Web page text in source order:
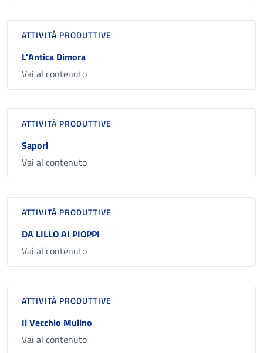
ATTIVITÀ PRODUTTIVE
L'Antica Dimora
Vai al contenuto
ATTIVITÀ PRODUTTIVE
Sapori
Vai al contenuto
ATTIVITÀ PRODUTTIVE
DA LILLO AI PIOPPI
Vai al contenuto
ATTIVITÀ PRODUTTIVE
Il Vecchio Mulino
Vai al contenuto